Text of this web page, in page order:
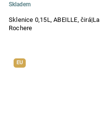
Sklenice 0,15L, ABEILLE, čirá|La
Rochere
Skladem
EU